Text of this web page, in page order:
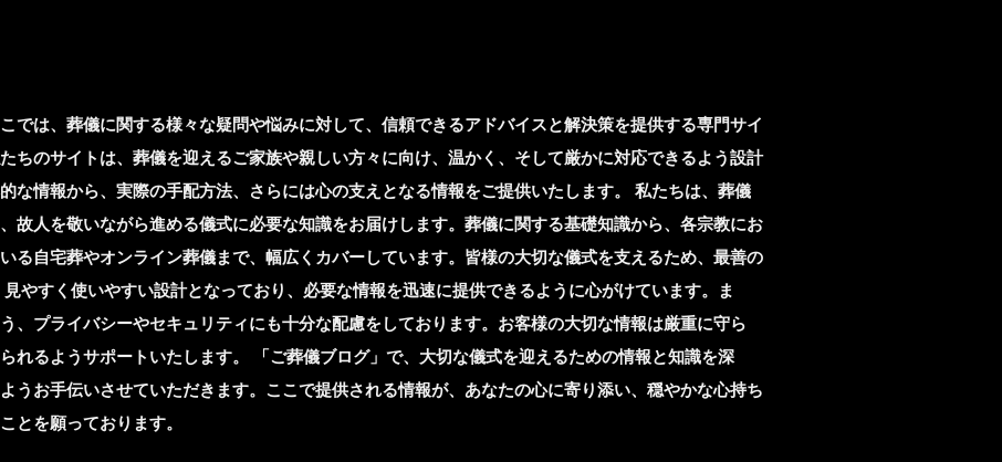
では、葬儀に関する様々な疑問や悩みに対して、信頼できるアドバイスと解決策を提供する専門サイ
ちのサイトは、葬儀を迎えるご家族や親しい方々に向け、温かく、そして厳かに対応できるよう設計
な情報から、実際の手配方法、さらには心の支えとなる情報をご提供いたします。 私たちは、葬儀
故人を敬いながら進める儀式に必要な知識をお届けします。葬儀に関する基礎知識から、各宗教にお
る自宅葬やオンライン葬儀まで、幅広くカバーしています。皆様の大切な儀式を支えるため、最善の
やすく使いやすい設計となっており、必要な情報を迅速に提供できるように心がけています。ま
、プライバシーやセキュリティにも十分な配慮をしております。お客様の大切な情報は厳重に守ら
れるようサポートいたします。 「ご葬儀ブログ」で、大切な儀式を迎えるための情報と知識を深
うお手伝いさせていただきます。ここで提供される情報が、あなたの心に寄り添い、穏やかな心持ち
とを願っております。